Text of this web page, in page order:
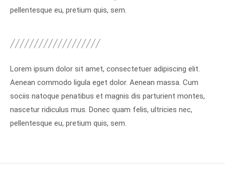
pellentesque eu, pretium quis, sem.
Lorem ipsum dolor sit amet, consectetuer adipiscing elit.
Aenean commodo ligula eget dolor. Aenean massa. Cum
sociis natoque penatibus et magnis dis parturient montes,
nascetur ridiculus mus. Donec quam felis, ultricies nec,
pellentesque eu, pretium quis, sem.